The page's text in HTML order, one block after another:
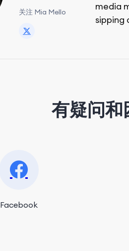
关注 Mia Mello
media
sipping
有疑问
Facebook